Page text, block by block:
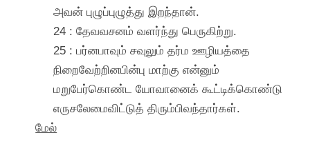
அவன் புழுப்புழுத்து இறந்தான்.
24 : தேவவசனம் வளர்ந்து பெருகிற்று.
25 : பர்னபாவும் சவுலும் தர்ம ஊழியத்தை
நிறைவேற்றினபின்பு மாற்கு என்னும்
மறுபேர்கொண்ட யோவானைக் கூட்டிக்கொண்டு
எருசலேமைவிட்டுத் திரும்பிவந்தார்கள்.
மேல்